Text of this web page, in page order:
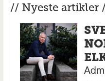
// Nyeste artikler